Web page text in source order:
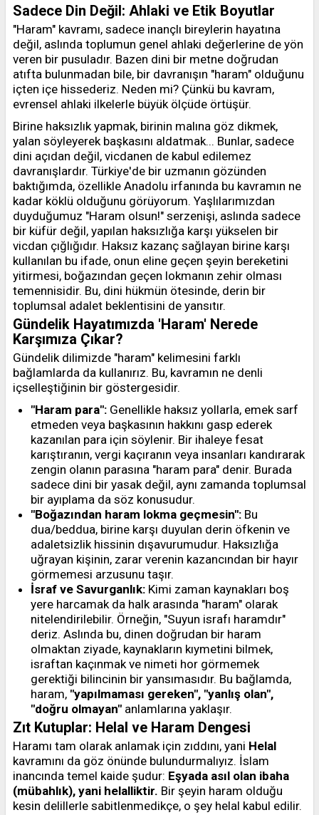
Sadece Din Değil: Ahlaki ve Etik Boyutlar
"Haram" kavramı, sadece inançlı bireylerin hayatına
değil, aslında toplumun genel ahlaki değerlerine de yön
veren bir pusuladır. Bazen dini bir metne doğrudan
atıfta bulunmadan bile, bir davranışın "haram" olduğunu
içten içe hissederiz. Neden mi? Çünkü bu kavram,
evrensel ahlaki ilkelerle büyük ölçüde örtüşür.
Birine haksızlık yapmak, birinin malına göz dikmek,
yalan söyleyerek başkasını aldatmak... Bunlar, sadece
dini açıdan değil, vicdanen de kabul edilemez
davranışlardır. Türkiye'de bir uzmanın gözünden
baktığımda, özellikle Anadolu irfanında bu kavramın ne
kadar köklü olduğunu görüyorum. Yaşlılarımızdan
duyduğumuz "Haram olsun!" serzenişi, aslında sadece
bir küfür değil, yapılan haksızlığa karşı yükselen bir
vicdan çığlığıdır. Haksız kazanç sağlayan birine karşı
kullanılan bu ifade, onun eline geçen şeyin bereketini
yitirmesi, boğazından geçen lokmanın zehir olması
temennisidir. Bu, dini hükmün ötesinde, derin bir
toplumsal adalet beklentisini de yansıtır.
Gündelik Hayatımızda 'Haram' Nerede
Karşımıza Çıkar?
Gündelik dilimizde "haram" kelimesini farklı
bağlamlarda da kullanırız. Bu, kavramın ne denli
içselleştiğinin bir göstergesidir.
"Haram para": Genellikle haksız yollarla, emek sarf
etmeden veya başkasının hakkını gasp ederek
kazanılan para için söylenir. Bir ihaleye fesat
karıştıranın, vergi kaçıranın veya insanları kandırarak
zengin olanın parasına "haram para" denir. Burada
sadece dini bir yasak değil, aynı zamanda toplumsal
bir ayıplama da söz konusudur.
"Boğazından haram lokma geçmesin": Bu
dua/beddua, birine karşı duyulan derin öfkenin ve
adaletsizlik hissinin dışavurumudur. Haksızlığa
uğrayan kişinin, zarar verenin kazancından bir hayır
görmemesi arzusunu taşır.
İsraf ve Savurganlık: Kimi zaman kaynakları boş
yere harcamak da halk arasında "haram" olarak
nitelendirilebilir. Örneğin, "Suyun israfı haramdır"
deriz. Aslında bu, dinen doğrudan bir haram
olmaktan ziyade, kaynakların kıymetini bilmek,
israftan kaçınmak ve nimeti hor görmemek
gerektiği bilincinin bir yansımasıdır. Bu bağlamda,
haram, "yapılmaması gereken", "yanlış olan",
"doğru olmayan" anlamlarına yaklaşır.
Zıt Kutuplar: Helal ve Haram Dengesi
Haramı tam olarak anlamak için zıddını, yani Helal
kavramını da göz önünde bulundurmalıyız. İslam
inancında temel kaide şudur: Eşyada asıl olan ibaha
(mübahlık), yani helalliktir. Bir şeyin haram olduğu
kesin delillerle sabitlenmedikçe, o şey helal kabul edilir.